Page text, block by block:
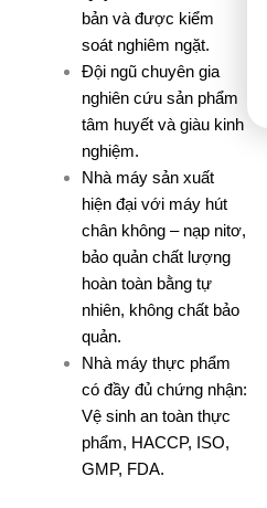
bản và được kiểm
soát nghiêm ngặt.
Đội ngũ chuyên gia
nghiên cứu sản phẩm
tâm huyết và giàu kinh
nghiệm.
Nhà máy sản xuất
hiện đại với máy hút
chân không – nạp nitơ,
bảo quản chất lượng
hoàn toàn bằng tự
nhiên, không chất bảo
quản.
Nhà máy thực phẩm
có đầy đủ chứng nhận:
Vệ sinh an toàn thực
phẩm, HACCP, ISO,
GMP, FDA.